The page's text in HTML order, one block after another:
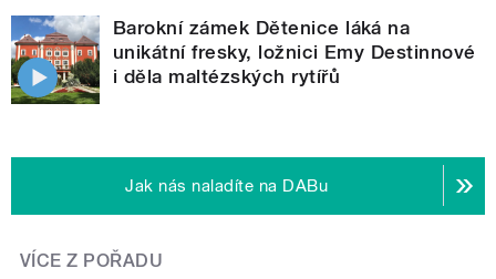
Barokní zámek Dětenice láká na
unikátní fresky, ložnici Emy Destinnové
i děla maltézských rytířů
Jak nás naladíte na DABu
VÍCE Z POŘADU